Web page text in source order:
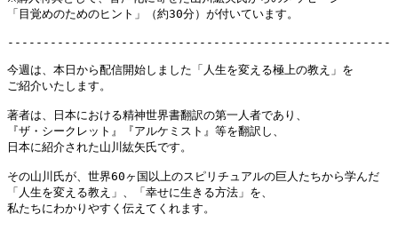
「目覚めのためのヒント」（約30分）が付いています。
------------------------------------------------------
今週は、本日から配信開始しました「人生を変える極上の教え」を
ご紹介いたします。
著者は、日本における精神世界書翻訳の第一人者であり、
『ザ・シークレット』『アルケミスト』等を翻訳し、
日本に紹介された山川紘矢氏です。
その山川氏が、世界60ヶ国以上のスピリチュアルの巨人たちから学んだ
「人生を変える教え」、「幸せに生きる方法」を、
私たちにわかりやすく伝えてくれます。